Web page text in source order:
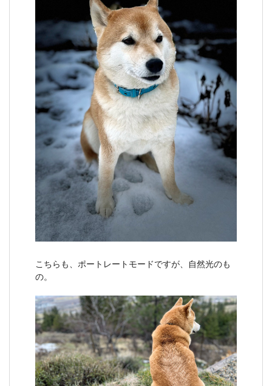
こちらも、ポートレートモードですが、自然光のも
の。